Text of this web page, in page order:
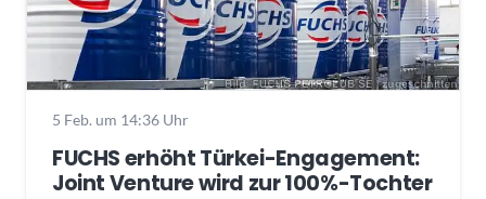
5 Feb. um 14:36 Uhr
FUCHS erhöht Türkei-Engagement:
Joint Venture wird zur 100%-Tochter